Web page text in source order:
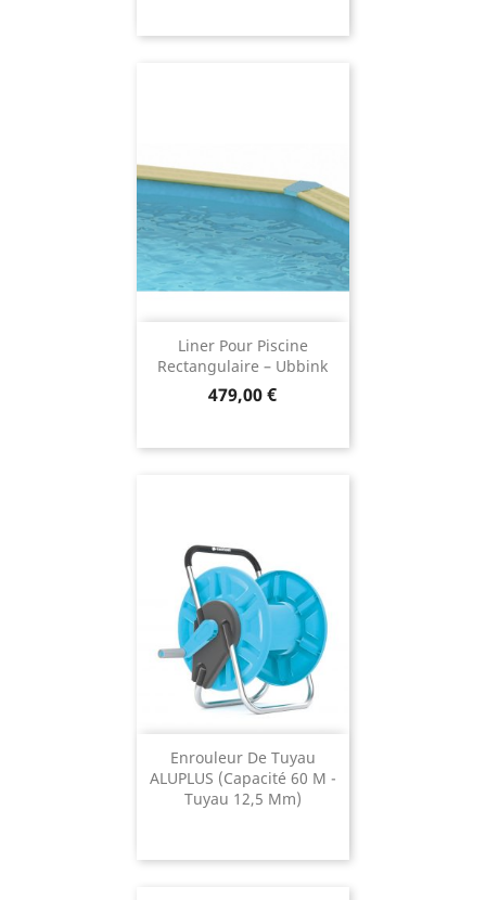
Liner Pour Piscine
Rectangulaire – Ubbink
Prix
479,00 €
Enrouleur De Tuyau
ALUPLUS (capacité 60 M -
Tuyau 12,5 Mm)